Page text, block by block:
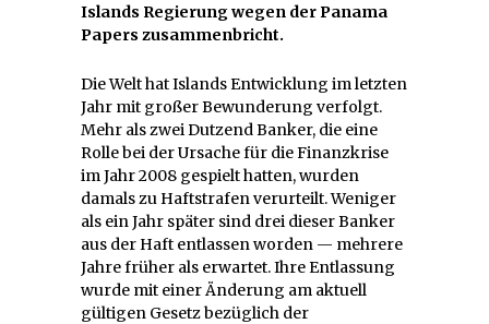
Islands Regierung wegen der Panama
Papers zusammenbricht.
Die Welt hat Islands Entwicklung im letzten
Jahr mit großer Bewunderung verfolgt.
Mehr als zwei Dutzend Banker, die eine
Rolle bei der Ursache für die Finanzkrise
im Jahr 2008 gespielt hatten, wurden
damals zu Haftstrafen verurteilt. Weniger
als ein Jahr später sind drei dieser Banker
aus der Haft entlassen worden — mehrere
Jahre früher als erwartet. Ihre Entlassung
wurde mit einer Änderung am aktuell
gültigen Gesetz bezüglich der